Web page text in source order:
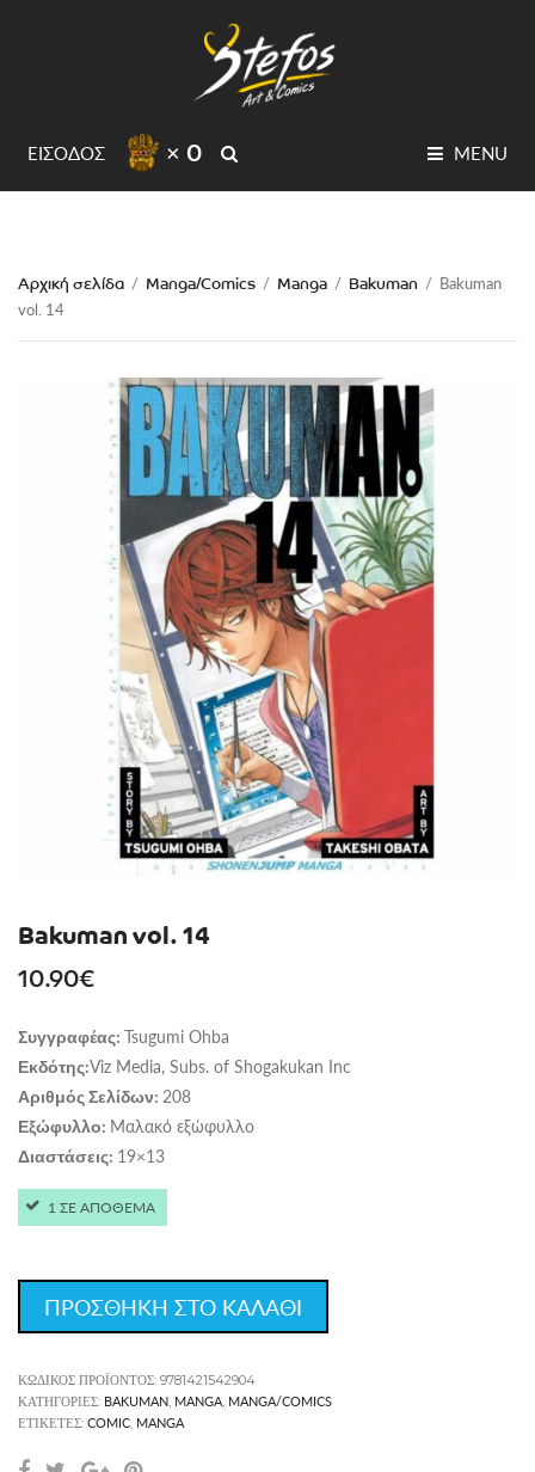
ΕΙΣΟΔΟΣ × 0 MENU
Αρχική σελίδα / Manga/Comics / Manga / Bakuman / Bakuman
vol. 14
Bakuman vol. 14
10.90€
Συγγραφέας: Tsugumi Ohba
Εκδότης:Viz Media, Subs. of Shogakukan Inc
Αριθμός Σελίδων: 208
Εξώφυλλο: Μαλακό εξώφυλλο
Διαστάσεις: 19×13
1 ΣΕ ΑΠΟΘΕΜΑ
ΠΡΟΣΘΗΚΗ ΣΤΟ ΚΑΛΑΘΙ
ΚΩΔΙΚΌΣ ΠΡΟΪΌΝΤΟΣ: 9781421542904
ΚΑΤΗΓΟΡΊΕΣ: BAKUMAN, MANGA, MANGA/COMICS
ΕΤΙΚΈΤΕΣ: COMIC, MANGA